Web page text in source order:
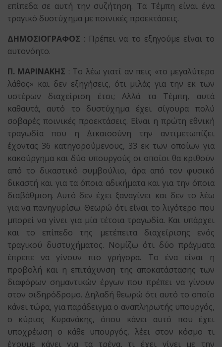
επίπεδα σε αυτή την συζήτηση. Τα Τέμπη είναι ένα
τραγικό δυστύχημα με ποινικές προεκτάσεις.
ΔΗΜΟΣΙΟΓΡΑΦΟΣ : Πρέπει να το εξηγούμε είναι το
αυτονόητο.
Π. ΜΑΡΙΝΑΚΗΣ : Το λέω γιατί αν πεις «το μεγαλύτερο
λάθος» και δεν εξηγήσεις, ότι μιλάς για την εκ των
υστέρων διαχείριση έτσι; Αλλά τα Τέμπη, αυτά
καθαυτά, αυτό το δυστύχημα έχει σίγουρα πολύ
σοβαρές ποινικές προεκτάσεις. Είναι η πρώτη εθνική
τραγωδία που η Δικαιοσύνη την αντιμετωπίζει
έχοντας 36 κατηγορούμενους, 33 εκ των οποίων για
κακούργημα και δύο υπουργούς οι οποίοι θα κριθούν
από το δικαστικό συμβούλιο, άρα από τον φυσικό
δικαστή και για τα όποια αδικήματα και για την όποια
διαβάθμιση. Αυτό δεν έχει ξαναγίνει και δεν το λέω
για να πανηγυρίσω. Θεωρώ ότι είναι το λιγότερο που
μπορεί να γίνει για μία τέτοια τραγωδία. Και υπάρχει
και το επίπεδο της μετέπειτα διαχείρισης ενός
τραγικού δυστυχήματος. Νομίζω ότι δύο πράγματα
έπρεπε να γίνουν πιο γρήγορα. Το ένα είναι η
προβολή και η επιτάχυνση της αποκατάστασης των
διαφόρων σημαντικών έργων που πρέπει να γίνουν
στον σιδηρόδρομο. Δηλαδή θεωρώ ότι αυτό το οποίο
κάνει τώρα, για παράδειγμα ο αναπληρωτής υπουργός,
ο κύριος Κυρανάκης, όπου κάνει αυτό που έχει
υποχρέωση ο κάθε υπουργός, λέει στον κόσμο τι
έχουμε κάνει για τα τρένα, τι έχει γίνει με την